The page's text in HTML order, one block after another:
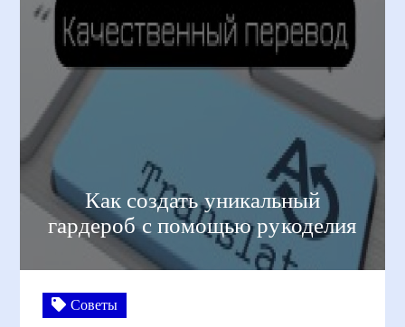
Как создать уникальный
гардероб с помощью рукоделия
Советы